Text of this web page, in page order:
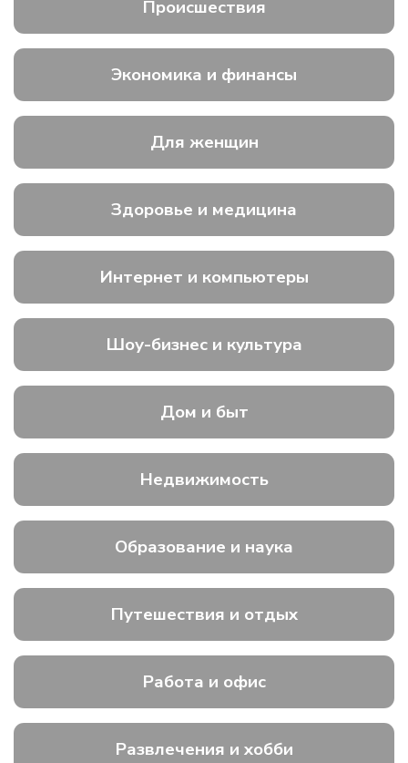
Происшествия
Экономика и финансы
Для женщин
Здоровье и медицина
Интернет и компьютеры
Шоу-бизнес и культура
Дом и быт
Недвижимость
Образование и наука
Путешествия и отдых
Работа и офис
Развлечения и хобби